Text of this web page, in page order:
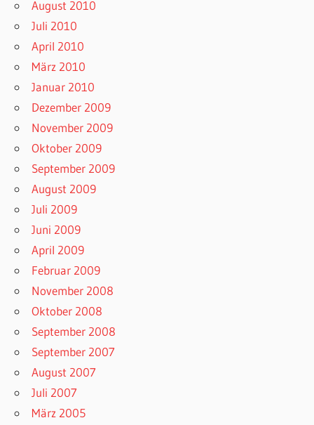
August 2010
Juli 2010
April 2010
März 2010
Januar 2010
Dezember 2009
November 2009
Oktober 2009
September 2009
August 2009
Juli 2009
Juni 2009
April 2009
Februar 2009
November 2008
Oktober 2008
September 2008
September 2007
August 2007
Juli 2007
März 2005